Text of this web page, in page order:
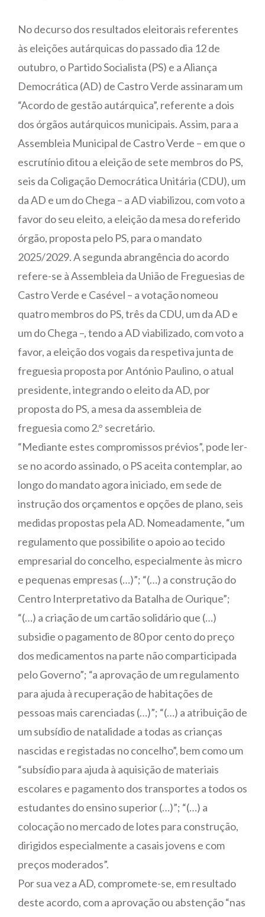
No decurso dos resultados eleitorais referentes
às eleições autárquicas do passado dia 12 de
outubro, o Partido Socialista (PS) e a Aliança
Democrática (AD) de Castro Verde assinaram um
“Acordo de gestão autárquica”, referente a dois
dos órgãos autárquicos municipais. Assim, para a
Assembleia Municipal de Castro Verde – em que o
escrutínio ditou a eleição de sete membros do PS,
seis da Coligação Democrática Unitária (CDU), um
da AD e um do Chega – a AD viabilizou, com voto a
favor do seu eleito, a eleição da mesa do referido
órgão, proposta pelo PS, para o mandato
2025/2029. A segunda abrangência do acordo
refere-se à Assembleia da União de Freguesias de
Castro Verde e Casével – a votação nomeou
quatro membros do PS, três da CDU, um da AD e
um do Chega –, tendo a AD viabilizado, com voto a
favor, a eleição dos vogais da respetiva junta de
freguesia proposta por António Paulino, o atual
presidente, integrando o eleito da AD, por
proposta do PS, a mesa da assembleia de
freguesia como 2.° secretário.
“Mediante estes compromissos prévios”, pode ler-
se no acordo assinado, o PS aceita contemplar, ao
longo do mandato agora iniciado, em sede de
instrução dos orçamentos e opções de plano, seis
medidas propostas pela AD. Nomeadamente, “um
regulamento que possibilite o apoio ao tecido
empresarial do concelho, especialmente às micro
e pequenas empresas (…)”; “(…) a construção do
Centro Interpretativo da Batalha de Ourique”;
“(…) a criação de um cartão solidário que (…)
subsidie o pagamento de 80 por cento do preço
dos medicamentos na parte não comparticipada
pelo Governo”; “a aprovação de um regulamento
para ajuda à recuperação de habitações de
pessoas mais carenciadas (…)”; “(…) a atribuição de
um subsídio de natalidade a todas as crianças
nascidas e registadas no concelho”, bem como um
“subsídio para ajuda à aquisição de materiais
escolares e pagamento dos transportes a todos os
estudantes do ensino superior (…)”; “(…) a
colocação no mercado de lotes para construção,
dirigidos especialmente a casais jovens e com
preços moderados”.
Por sua vez a AD, compromete-se, em resultado
deste acordo, com a aprovação ou abstenção “nas